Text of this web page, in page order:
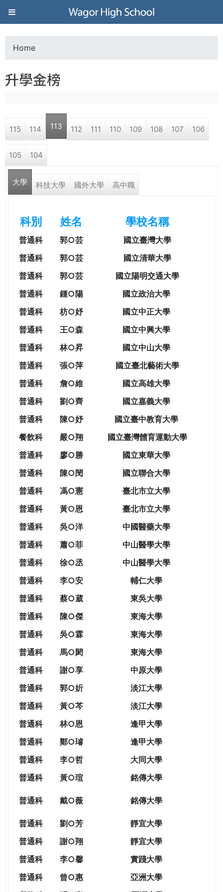
Jump to navigation
葳
格
高
學
WAGOR
TODAY
WORLD
TOMORROW
CITIZENSHIP
o
a
r
e
e
Home
升學金榜
115 114 113 112 111 110 109 108 107 106
105 104
大學 科技大學 國外大學 高中職
科別 姓名 學校名稱
普通科 郭○芸
國立臺灣大學
普通科
郭○芸
國立清華大學
普通科
郭○芸
國立陽明交通大學
普通科
鍾○陽
國立政治大學
普通科
枋○妤
國立中正大學
普通科
王○森
國立中興大學
普通科
林○昇
國立中山大學
普通科
張○萍
國立臺北藝術大學
普通科
詹○維
國立高雄大學
普通科
劉○齊
國立嘉義大學
普通科
陳○妤
國立臺中教育大學
餐飲科
嚴○翔 國立臺灣體育運動大學
普通科
廖○勝
國立東華大學
普通科
陳○閔
國立聯合大學
普通科
馮○憲
臺北市立大學
普通科
黃○恩
臺北市立大學
普通科 吳○洋
中國醫藥大學
普通科
蕭○菲
中山醫學大學
普通科
徐○丞
中山醫學大學
普通科
李○安
輔仁大學
普通科
蔡○葳
東吳大學
普通科
陳○傑
東海大學
普通科
吳○霖
東海大學
普通科
馬○閎
東海大學
普通科
謝○享
中原大學
普通科
郭○妡
淡江大學
普通科
黃○芩
淡江大學
普通科
林○恩
逢甲大學
普通科
鄭○璿
逢甲大學
普通科
李○哲
大同大學
普通科
黃○瑄 銘傳大學
普通科 戴○薇 銘傳大學
普通科 劉○芳
靜宜大學
普通科
謝○翔
靜宜大學
普通科
李○馨
實踐大學
普通科
曾○惠
亞洲大學